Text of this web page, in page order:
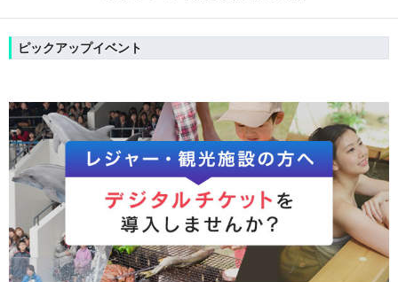
ピックアップイベント